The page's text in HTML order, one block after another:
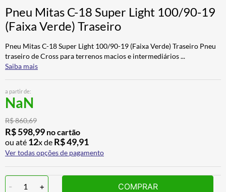
Pneu Mitas C-18 Super Light 100/90-19
(Faixa Verde) Traseiro
Pneu Mitas C-18 Super Light 100/90-19 (Faixa Verde) Traseiro Pneu
traseiro de Cross para terrenos macios e intermediários...
Saiba mais
a partir de:
NaN
R$860,69
R$598,99 no cartão
ou até 12x de R$49,91
Ver todas opções de pagamento
- 1 + COMPRAR
5º LUVA
6º BAU
7º ALPINESTAR
8º AIROH
9º CALÇA
10º